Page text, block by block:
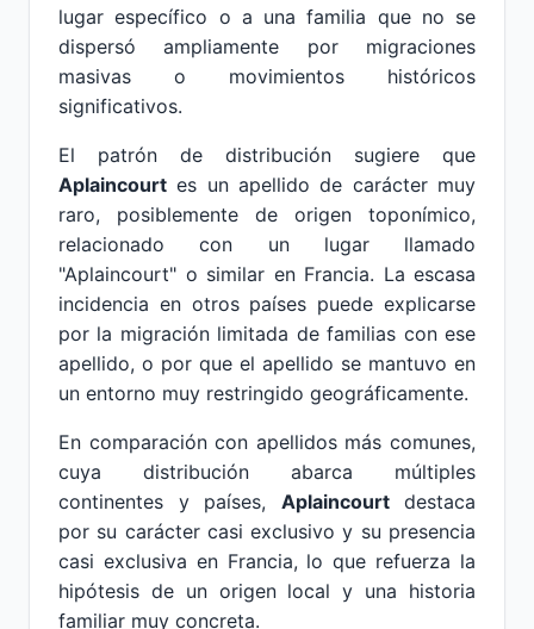
lugar específico o a una familia que no se
dispersó ampliamente por migraciones
masivas o movimientos históricos
significativos.
El patrón de distribución sugiere que
Aplaincourt es un apellido de carácter muy
raro, posiblemente de origen toponímico,
relacionado con un lugar llamado
"Aplaincourt" o similar en Francia. La escasa
incidencia en otros países puede explicarse
por la migración limitada de familias con ese
apellido, o por que el apellido se mantuvo en
un entorno muy restringido geográficamente.
En comparación con apellidos más comunes,
cuya distribución abarca múltiples
continentes y países, Aplaincourtdestaca
por su carácter casi exclusivo y su presencia
casi exclusiva en Francia, lo que refuerza la
hipótesis de un origen local y una historia
familiar muy concreta.